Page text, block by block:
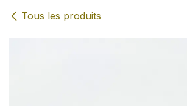
Tous les produits